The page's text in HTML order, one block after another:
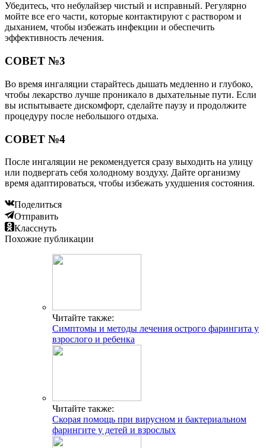
Убедитесь, что небулайзер чистый и исправный. Регулярно
мойте все его части, которые контактируют с раствором и
дыханием, чтобы избежать инфекции и обеспечить
эффективность лечения.
СОВЕТ №3
Во время ингаляции старайтесь дышать медленно и глубоко,
чтобы лекарство лучше проникало в дыхательные пути. Если
вы испытываете дискомфорт, сделайте паузу и продолжите
процедуру после небольшого отдыха.
СОВЕТ №4
После ингаляции не рекомендуется сразу выходить на улицу
или подвергать себя холодному воздуху. Дайте организму
время адаптироваться, чтобы избежать ухудшения состояния.
Поделиться
Отправить
Класснуть
Похожие публикации
Читайте также:
Симптомы и методы лечения острого фарингита у
взрослого и ребенка
Читайте также:
Скорая помощь при вирусном и бактериальном
фарингите у детей и взрослых